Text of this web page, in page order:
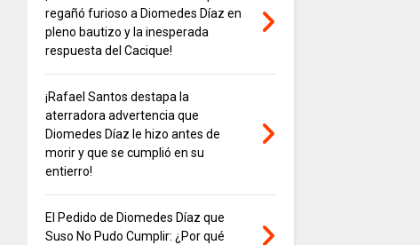
regañó furioso a Diomedes Díaz en
pleno bautizo y la inesperada
respuesta del Cacique!
¡Rafael Santos destapa la
aterradora advertencia que
Diomedes Díaz le hizo antes de
morir y que se cumplió en su
entierro!
El Pedido de Diomedes Díaz que
Suso No Pudo Cumplir: ¿Por qué